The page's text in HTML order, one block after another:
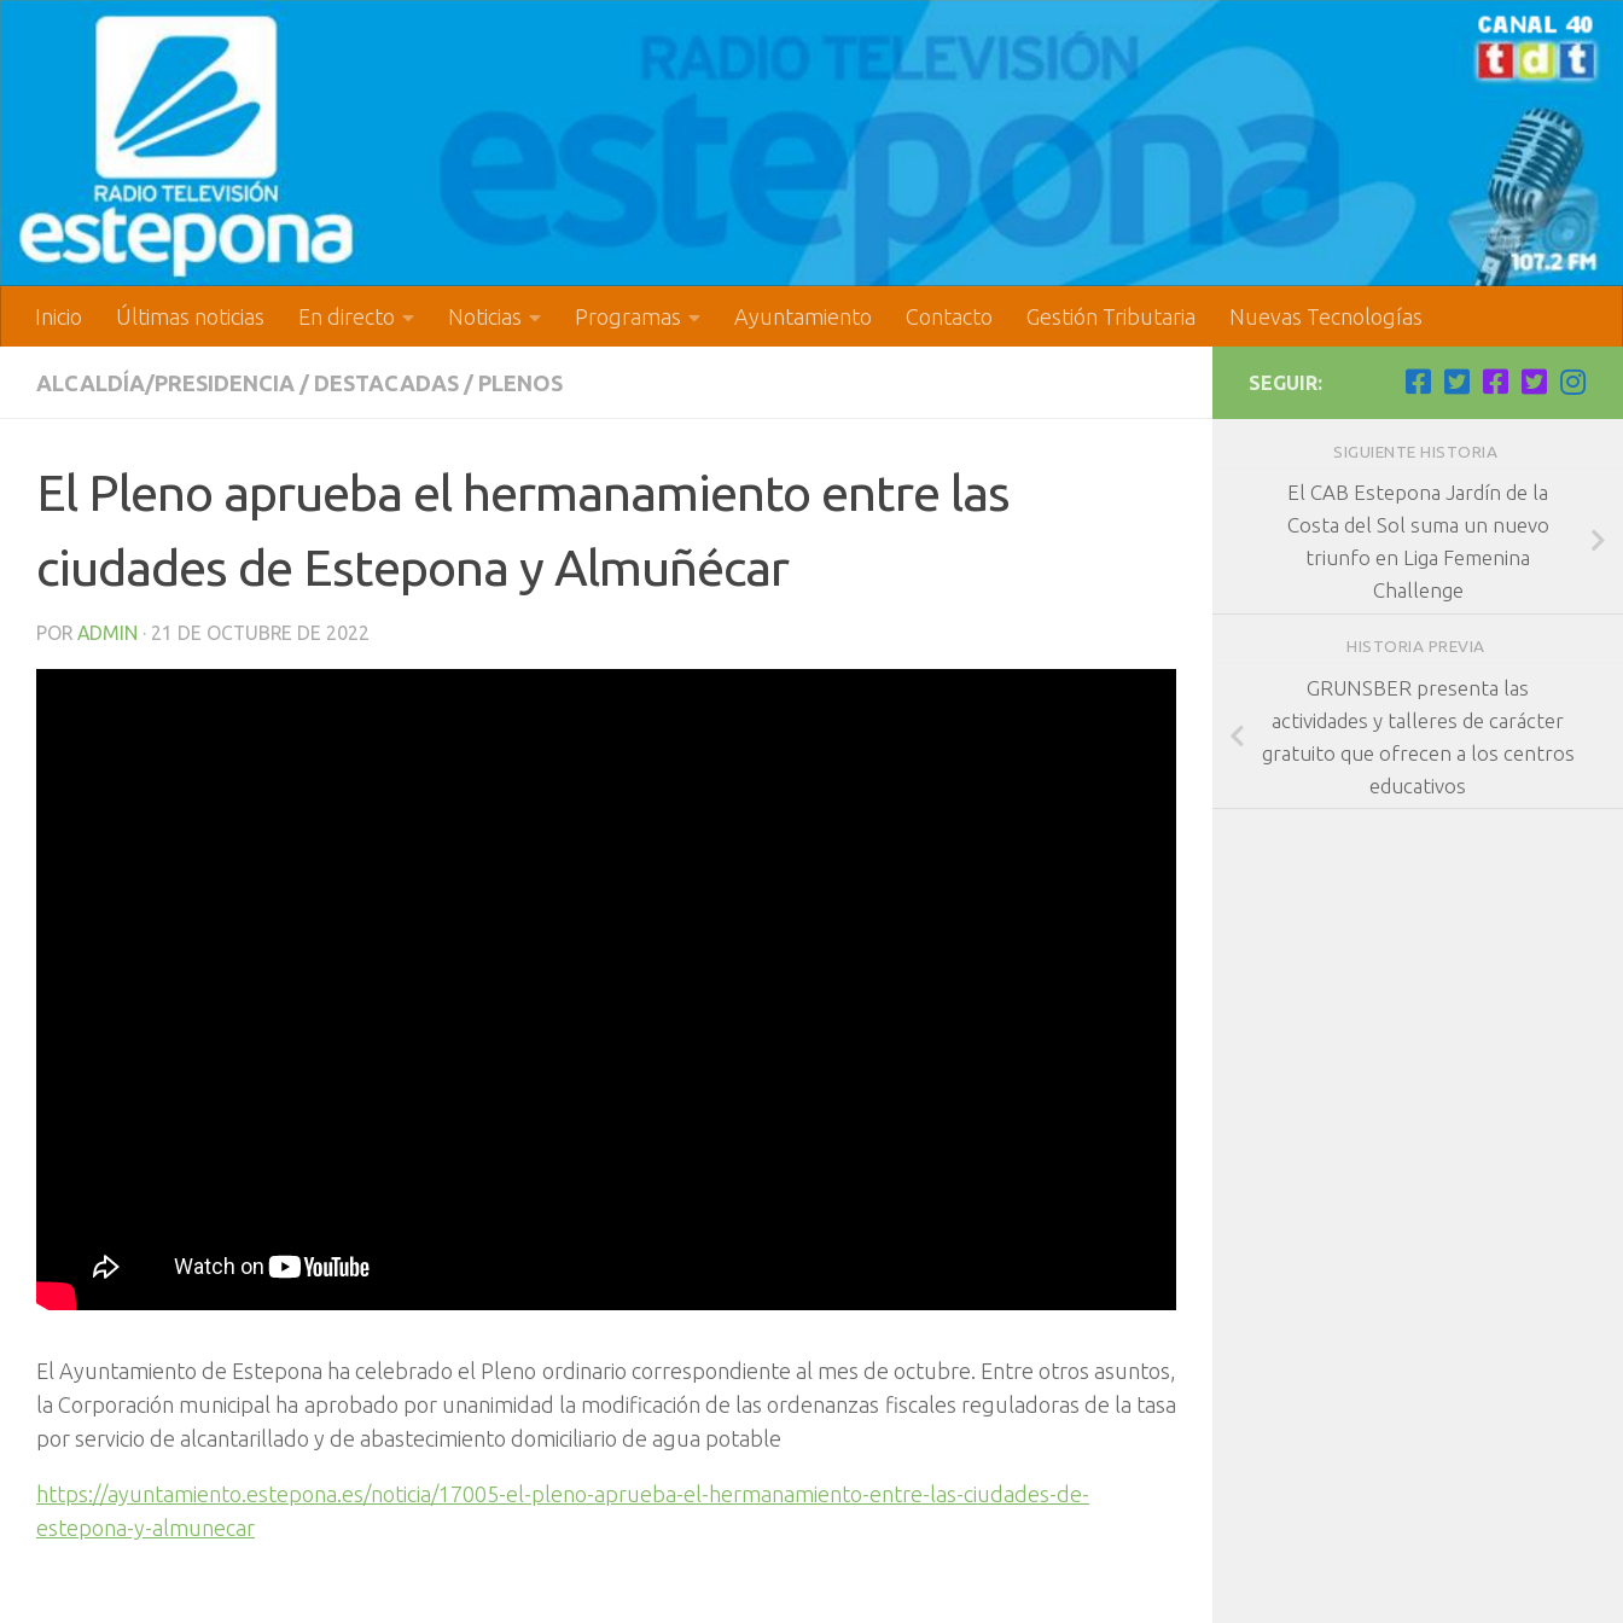
Inicio Últimas noticias En directo Noticias Programas Ayuntamiento Contacto Gestión Tributaria Nuevas Tecnologías
ALCALDÍA/PRESIDENCIA / DESTACADAS / PLENOS
El Pleno aprueba el hermanamiento entre las
ciudades de Estepona y Almuñécar
POR ADMIN · 21 DE OCTUBRE DE 2022
El Ayuntamiento de Estepona ha celebrado el Pleno ordinario correspondiente al mes de octubre. Entre otros asuntos,
la Corporación municipal ha aprobado por unanimidad la modificación de las ordenanzas fiscales reguladoras de la tasa
por servicio de alcantarillado y de abastecimiento domiciliario de agua potable
https://ayuntamiento.estepona.es/noticia/17005-el-pleno-aprueba-el-hermanamiento-entre-las-ciudades-de-
estepona-y-almunecar
SEGUIR:
SIGUIENTE HISTORIA
El CAB Estepona Jardín de la
Costa del Sol suma un nuevo
triunfo en Liga Femenina
Challenge
HISTORIA PREVIA
GRUNSBER presenta las
actividades y talleres de carácter
gratuito que ofrecen a los centros
educativos